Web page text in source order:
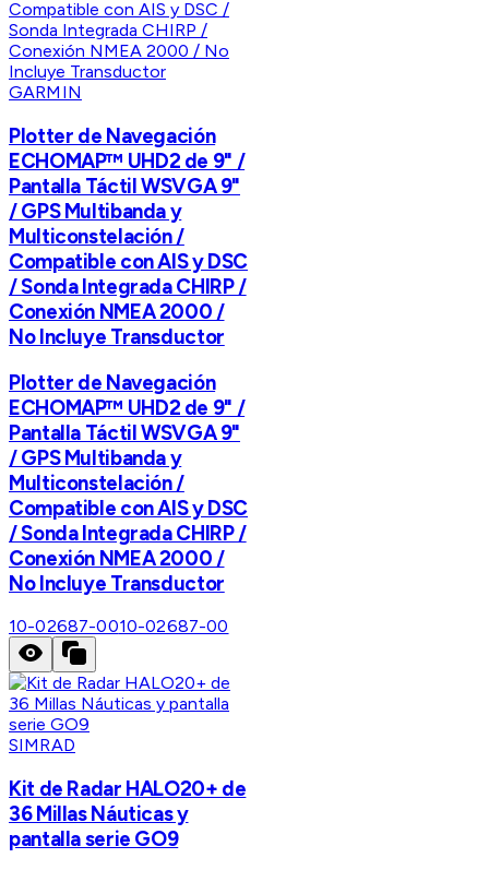
GARMIN
Plotter de Navegación
ECHOMAP™ UHD2 de 9" /
Pantalla Táctil WSVGA 9"
/ GPS Multibanda y
Multiconstelación /
Compatible con AIS y DSC
/ Sonda Integrada CHIRP /
Conexión NMEA 2000 /
No Incluye Transductor
Plotter de Navegación
ECHOMAP™ UHD2 de 9" /
Pantalla Táctil WSVGA 9"
/ GPS Multibanda y
Multiconstelación /
Compatible con AIS y DSC
/ Sonda Integrada CHIRP /
Conexión NMEA 2000 /
No Incluye Transductor
10-02687-0010-02687-00
SIMRAD
Kit de Radar HALO20+ de
36 Millas Náuticas y
pantalla serie GO9